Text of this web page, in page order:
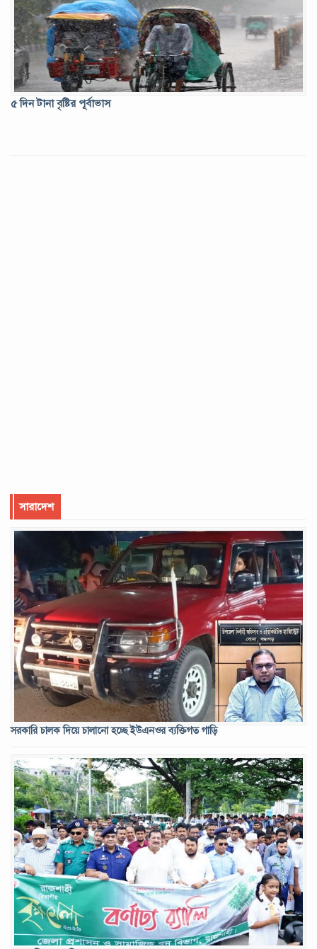
খুবই সতর্ক আইন প্রয়োগকারী সংস্থা
পুরো সংবিধান পর্যালোচনার সিদ্ধান্ত
৫ দিন টানা বৃষ্টির পূর্বাভাস
সারাদেশ
সরকারি চালক দিয়ে চালানো হচ্ছে ইউএনওর ব্যক্তিগত গাড়ি